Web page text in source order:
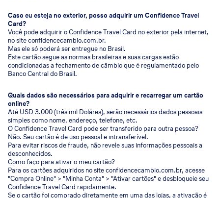
Caso eu esteja no exterior, posso adquirir um Confidence Travel
Card?
Você pode adquirir o Confidence Travel Card no exterior pela internet,
no site confidencecambio.com.br.
Mas ele só poderá ser entregue no Brasil.
Este cartão segue as normas brasileiras e suas cargas estão
condicionadas a fechamento de câmbio que é regulamentado pelo
Banco Central do Brasil.
Quais dados são necessários para adquirir e recarregar um cartão
online?
Até USD 3.000 (três mil Doláres), serão necessários dados pessoais
simples como nome, endereço, telefone, etc.
O Confidence Travel Card pode ser transferido para outra pessoa?
Não. Seu cartão é de uso pessoal e intransferível.
Para evitar riscos de fraude, não revele suas informações pessoais a
desconhecidos.
Como faço para ativar o meu cartão?
Para os cartões adquiridos no site confidencecambio.com.br, acesse
"Compra Online" > "Minha Conta" > "Ativar cartões" e desbloqueie seu
Confidence Travel Card rapidamente.
Se o cartão foi comprado diretamente em uma das lojas, a ativação é